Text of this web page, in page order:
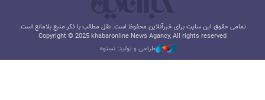
تمامی حقوق این سایت برای خبرآنلاین محفوظ است. نقل مطالب با ذکر منبع بلامانع است.
Copyright © 2025 khabaronline News Agancy, All rights reserved
طراحی و تولید: نستوه